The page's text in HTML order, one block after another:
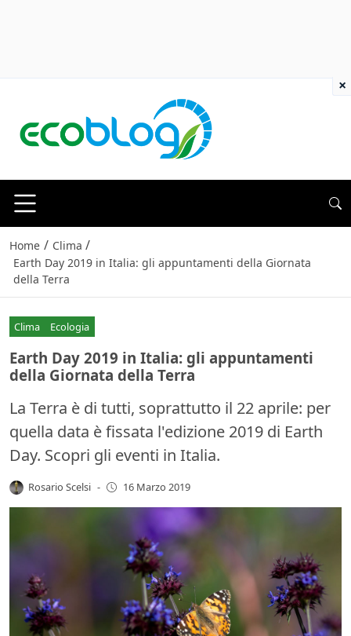
Home / Clima /
Earth Day 2019 in Italia: gli appuntamenti della Giornata
della Terra
Clima Ecologia
Earth Day 2019 in Italia: gli appuntamenti
della Giornata della Terra
La Terra è di tutti, soprattutto il 22 aprile: per
quella data è fissata l'edizione 2019 di Earth
Day. Scopri gli eventi in Italia.
Rosario Scelsi - 16 Marzo 2019
×